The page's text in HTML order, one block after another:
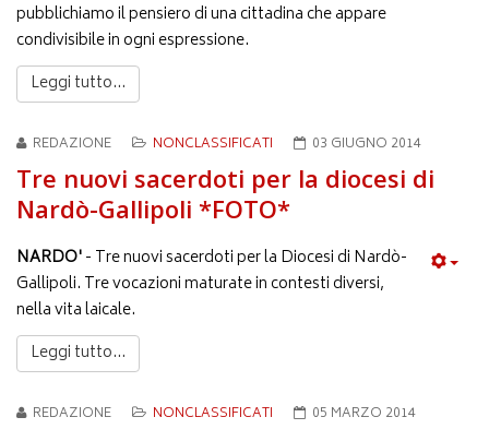
pubblichiamo il pensiero di una cittadina che appare
condivisibile in ogni espressione.
Leggi tutto...
REDAZIONE NONCLASSIFICATI 03 GIUGNO 2014
Tre nuovi sacerdoti per la diocesi di
Nardò-Gallipoli *FOTO*
NARDO'- Tre nuovi sacerdoti per la Diocesi di Nardò-
Gallipoli. Tre vocazioni maturate in contesti diversi,
nella vita laicale.
Leggi tutto...
REDAZIONE NONCLASSIFICATI 05 MARZO 2014